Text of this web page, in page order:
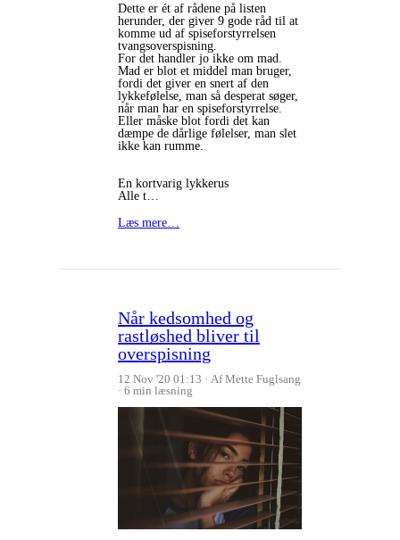
Dette er ét af rådene på listen
herunder, der giver 9 gode råd til at
komme ud af spiseforstyrrelsen
tvangsoverspisning.
For det handler jo ikke om mad.
Mad er blot et middel man bruger,
fordi det giver en snert af den
lykkefølelse, man så desperat søger,
når man har en spiseforstyrrelse.
Eller måske blot fordi det kan
dæmpe de dårlige følelser, man slet
ikke kan rumme.
En kortvarig lykkerus
Alle t…
Læs mere…
Når kedsomhed og
rastløshed bliver til
overspisning
12 Nov '20 01:13
Af Mette Fuglsang
6 min læsning